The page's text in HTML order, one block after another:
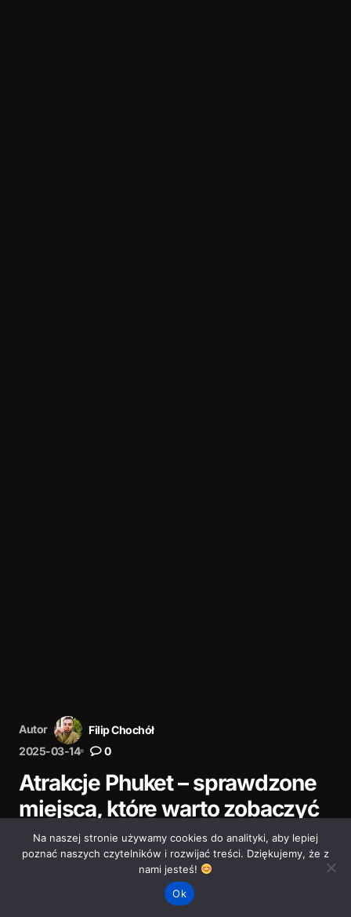
Autor
Filip Chochół
2025-03-14
0
Atrakcje Phuket – sprawdzone
miejsca, które warto zobaczyć
Phuket to nie tylko plaże i komercja. Odkryj miejsca,
które wciąż mają klimat – od punktów widokowych po
świątynie i lokalne targi. Sprawdź, co warto zobaczyć.
Na naszej stronie używamy cookies do analityki, aby lepiej
poznać naszych czytelników i rozwijać treści. Dziękujemy, że z
nami jesteś!
Ok